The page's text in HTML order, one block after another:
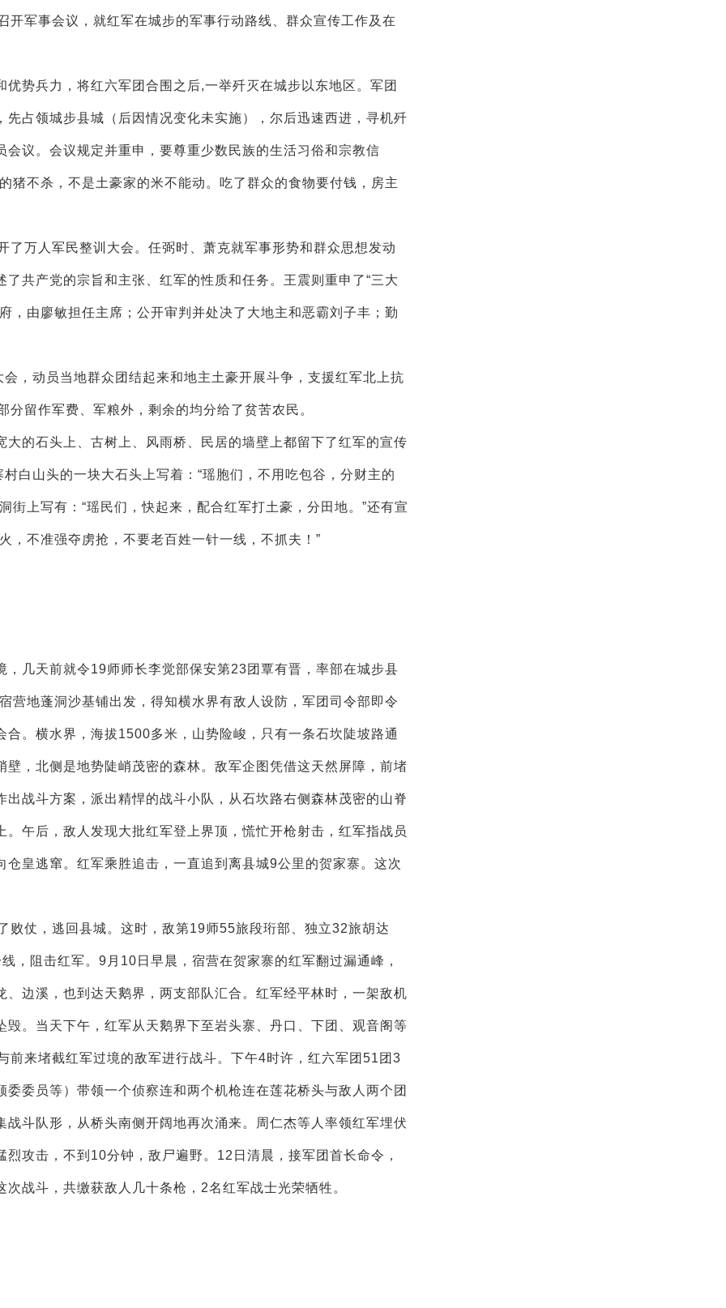
事会议，就红军在城步的军事行动路线、群众宣传工作及在
兵力，将红六军团合围之后,一举歼灭在城步以东地区。军团
占领城步县城（后因情况变化未实施），尔后迅速西进，寻机歼
议。会议规定并重申，要尊重少数民族的生活习俗和宗教信
猪不杀，不是土豪家的米不能动。吃了群众的食物要付钱，房主
人军民整训大会。任弼时、萧克就军事形势和群众思想发动
共产党的宗旨和主张、红军的性质和任务。王震则重申了“三大
，由廖敏担任主席；公开审判并处决了大地主和恶霸刘子丰；勤
动员当地群众团结起来和地主土豪开展斗争，支援红军北上抗
留作军费、军粮外，剩余的均分给了贫苦农民。
石头上、古树上、风雨桥、民居的墙壁上都留下了红军的宣传
白山头的一块大石头上写着：“瑶胞们，不用吃包谷，分财主的
街上写有：“瑶民们，快起来，配合红军打土豪，分田地。”还有宣
，不准强夺虏抢，不要老百姓一针一线，不抓夫！”
天前就令19师师长李觉部保安第23团覃有晋，率部在城步县
营地蓬洞沙基铺出发，得知横水界有敌人设防，军团司令部即令
。横水界，海拔1500多米，山势险峻，只有一条石坎陡坡路通
，北侧是地势陡峭茂密的森林。敌军企图凭借这天然屏障，前堵
战斗方案，派出精悍的战斗小队，从石坎路右侧森林茂密的山脊
午后，敌人发现大批红军登上界顶，慌忙开枪射击，红军指战员
皇逃窜。红军乘胜追击，一直追到离县城9公里的贺家寨。这次
，逃回县城。这时，敌第19师55旅段珩部、独立32旅胡达
，阻击红军。9月10日早晨，宿营在贺家寨的红军翻过漏通峰，
边溪，也到达天鹅界，两支部队汇合。红军经平林时，一架敌机
。当天下午，红军从天鹅界下至岩头寨、丹口、下团、观音阁等
前来堵截红军过境的敌军进行战斗。下午4时许，红六军团51团3
委员等）带领一个侦察连和两个机枪连在莲花桥头与敌人两个团
斗队形，从桥头南侧开阔地再次涌来。周仁杰等人率领红军埋伏
攻击，不到10分钟，敌尸遍野。12日清晨，接军团首长命令，
战斗，共缴获敌人几十条枪，2名红军战士光荣牺牲。